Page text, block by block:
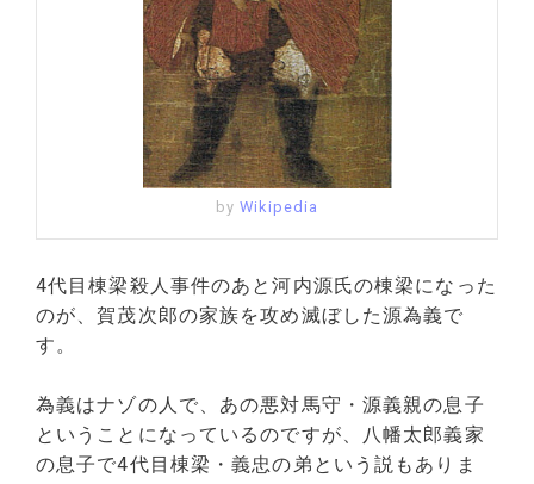
byWikipedia
4代目棟梁殺人事件のあと河内源氏の棟梁になった
のが、賀茂次郎の家族を攻め滅ぼした源為義で
す。
為義はナゾの人で、あの悪対馬守・源義親の息子
ということになっているのですが、八幡太郎義家
の息子で4代目棟梁・義忠の弟という説もありま